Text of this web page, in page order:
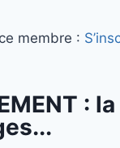
membre :
: